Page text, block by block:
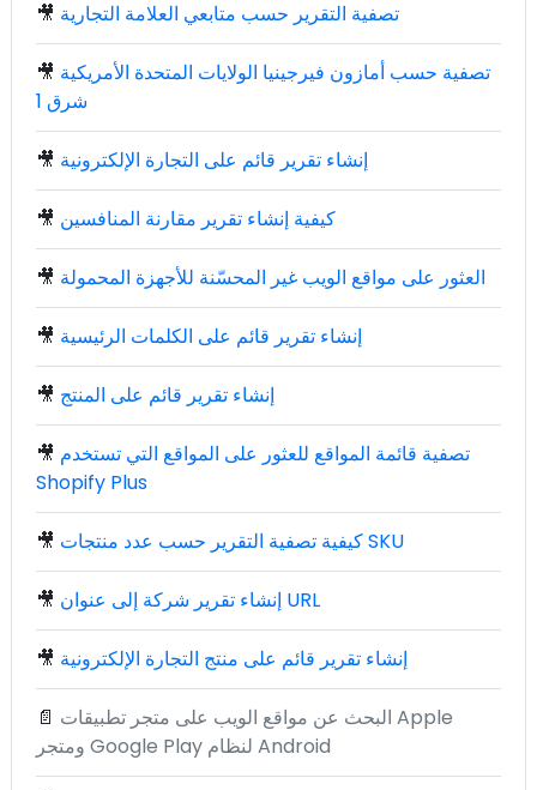
🎥 تصفية التقرير حسب متابعي العلامة التجارية
🎥 تصفية حسب أمازون فيرجينيا الولايات المتحدة الأمريكية
شرق 1
🎥 إنشاء تقرير قائم على التجارة الإلكترونية
🎥 كيفية إنشاء تقرير مقارنة المنافسين
🎥 العثور على مواقع الويب غير المحسّنة للأجهزة المحمولة
🎥 إنشاء تقرير قائم على الكلمات الرئيسية
🎥 إنشاء تقرير قائم على المنتج
🎥 تصفية قائمة المواقع للعثور على المواقع التي تستخدم
Shopify Plus
🎥 كيفية تصفية التقرير حسب عدد منتجات SKU
🎥 إنشاء تقرير شركة إلى عنوان URL
🎥 إنشاء تقرير قائم على منتج التجارة الإلكترونية
📄 البحث عن مواقع الويب على متجر تطبيقات Apple
ومتجر Google Play لنظام Android